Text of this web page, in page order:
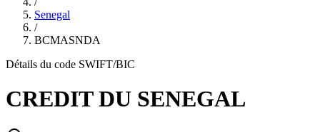
Senegal
/
BCMASNDA
Détails du code SWIFT/BIC
CREDIT DU SENEGAL